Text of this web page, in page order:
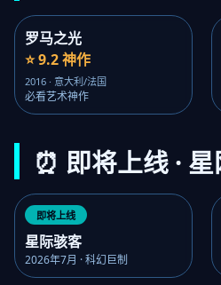
罗马之光
⭐ 9.2 神作
2016 · 意大利/法国
必看艺术神作
⏰ 即将上线 ·
即将上线
星际骇客
2026年7月 · 科幻巨制